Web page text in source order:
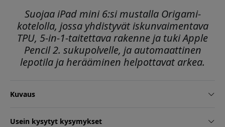
Suojaa iPad mini 6:si mustalla Origami-
kotelolla, jossa yhdistyvät iskunvaimentava
TPU, 5-in-1-taitettava rakenne ja tuki Apple
Pencil 2. sukupolvelle, ja automaattinen
lepotila ja herääminen helpottavat arkea.
Kuvaus
Usein kysytyt kysymykset